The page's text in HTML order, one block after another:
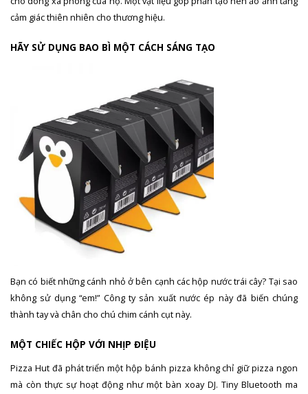
cảm giác thiên nhiên cho thương hiệu.
HÃY SỬ DỤNG BAO BÌ MỘT CÁCH SÁNG TẠO
Bạn có biết những cánh nhỏ ở bên cạnh các hộp nước trái cây? Tại sao
không sử dụng “em!” Công ty sản xuất nước ép này đã biến chúng
thành tay và chân cho chú chim cánh cụt này.
MỘT CHIẾC HỘP VỚI NHỊP ĐIỆU
Pizza Hut đã phát triển một hộp bánh pizza không chỉ giữ pizza ngon
mà còn thực sự hoạt động như một bàn xoay DJ. Tiny Bluetooth ma